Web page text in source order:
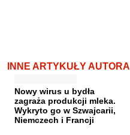
INNE ARTYKUŁY AUTORA
Nowy wirus u bydła
zagraża produkcji mleka.
Wykryto go w Szwajcarii,
Niemczech i Francji